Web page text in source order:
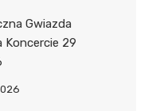
Gwiazda
Koncercie 29